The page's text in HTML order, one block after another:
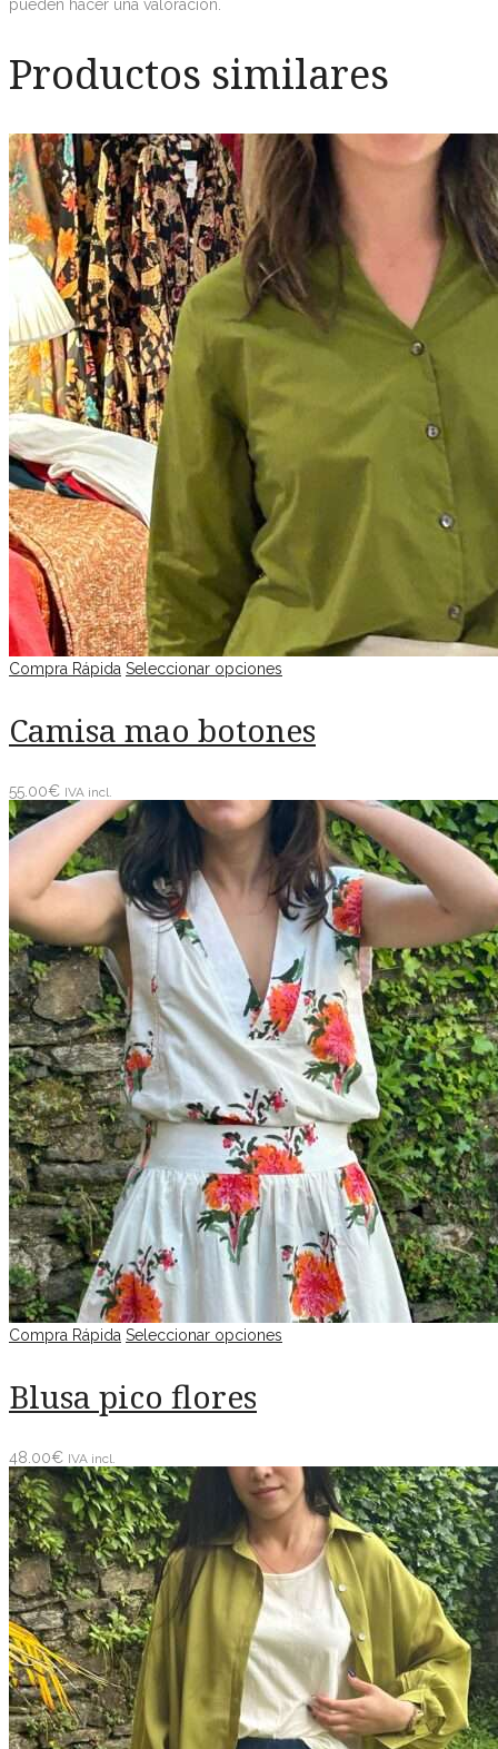
pueden hacer una valoración.
Productos similares
Compra Rápida Seleccionar opciones
Camisa mao botones
55.00€ IVA incl.
Compra Rápida Seleccionar opciones
Blusa pico flores
48.00€ IVA incl.